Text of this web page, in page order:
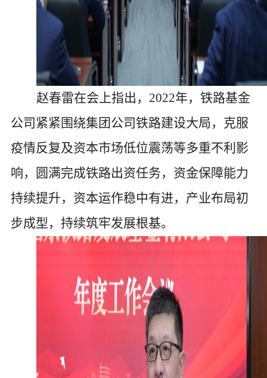
赵春雷在会上指出， 2022年，铁路基金
公司紧紧围绕集团公司铁路建设大局，克服
疫情反复及资本市场低位震荡等多重不利影
响，圆满完成铁路出资任务，资金保障能力
持续提升，资本运作稳中有进，产业布局初
步成型，持续筑牢发展根基。